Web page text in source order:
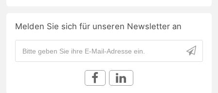
Melden Sie sich für unseren Newsletter an